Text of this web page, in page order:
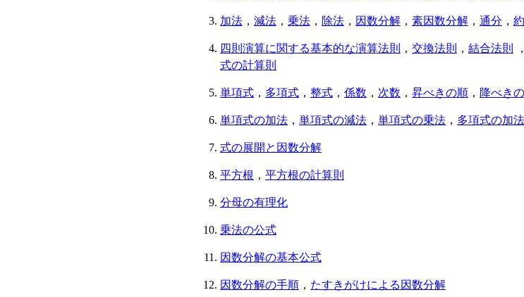
加法 ， 減法 ， 乗法 ， 除法 ， 因数分解 ， 素因数分解 ， 通分 ，
四則演算に関する基本的な演算法則 ， 交換法則 ， 結合法則 ，
式の計算則
単項式 ， 多項式 ， 整式 ， 係数 ， 次数 ， 昇べきの順 ， 降べき
単項式の加法 ， 単項式の減法 ， 単項式の乗法 ， 多項式の加法
式の展開と因数分解
平方根 ， 平方根の計算則
分母の有理化
乗法の公式
因数分解の基本公式
因数分解の手順 ， たすきがけによる因数分解